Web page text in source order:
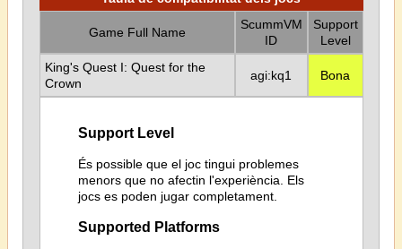
Game Full Name
ScummVM
ID
Support
Level
King's Quest I: Quest for the
Crown
agi:kq1 Bona
Support Level
És possible que el joc tingui problemes
menors que no afectin l'experiència. Els
jocs es poden jugar completament.
Supported Platforms